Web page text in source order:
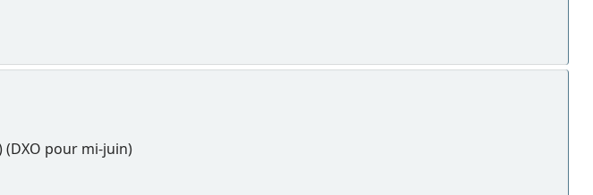
(DXO pour mi-juin)